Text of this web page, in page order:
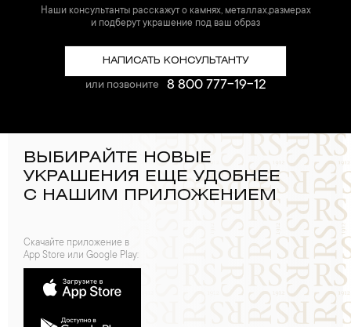
Наши консультанты расскажут о камнях, металлах,размерах
и подберут украшение под ваш образ
НАПИСАТЬ КОНСУЛЬТАНТУ
или позвоните 8 800 777-19-12
ВЫБИРАЙТЕ НОВЫЕ
УКРАШЕНИЯ ЕЩЕ УДОБНЕЕ
С НАШИМ ПРИЛОЖЕНИЕМ
Скачайте приложение в
App Store или Google Play: